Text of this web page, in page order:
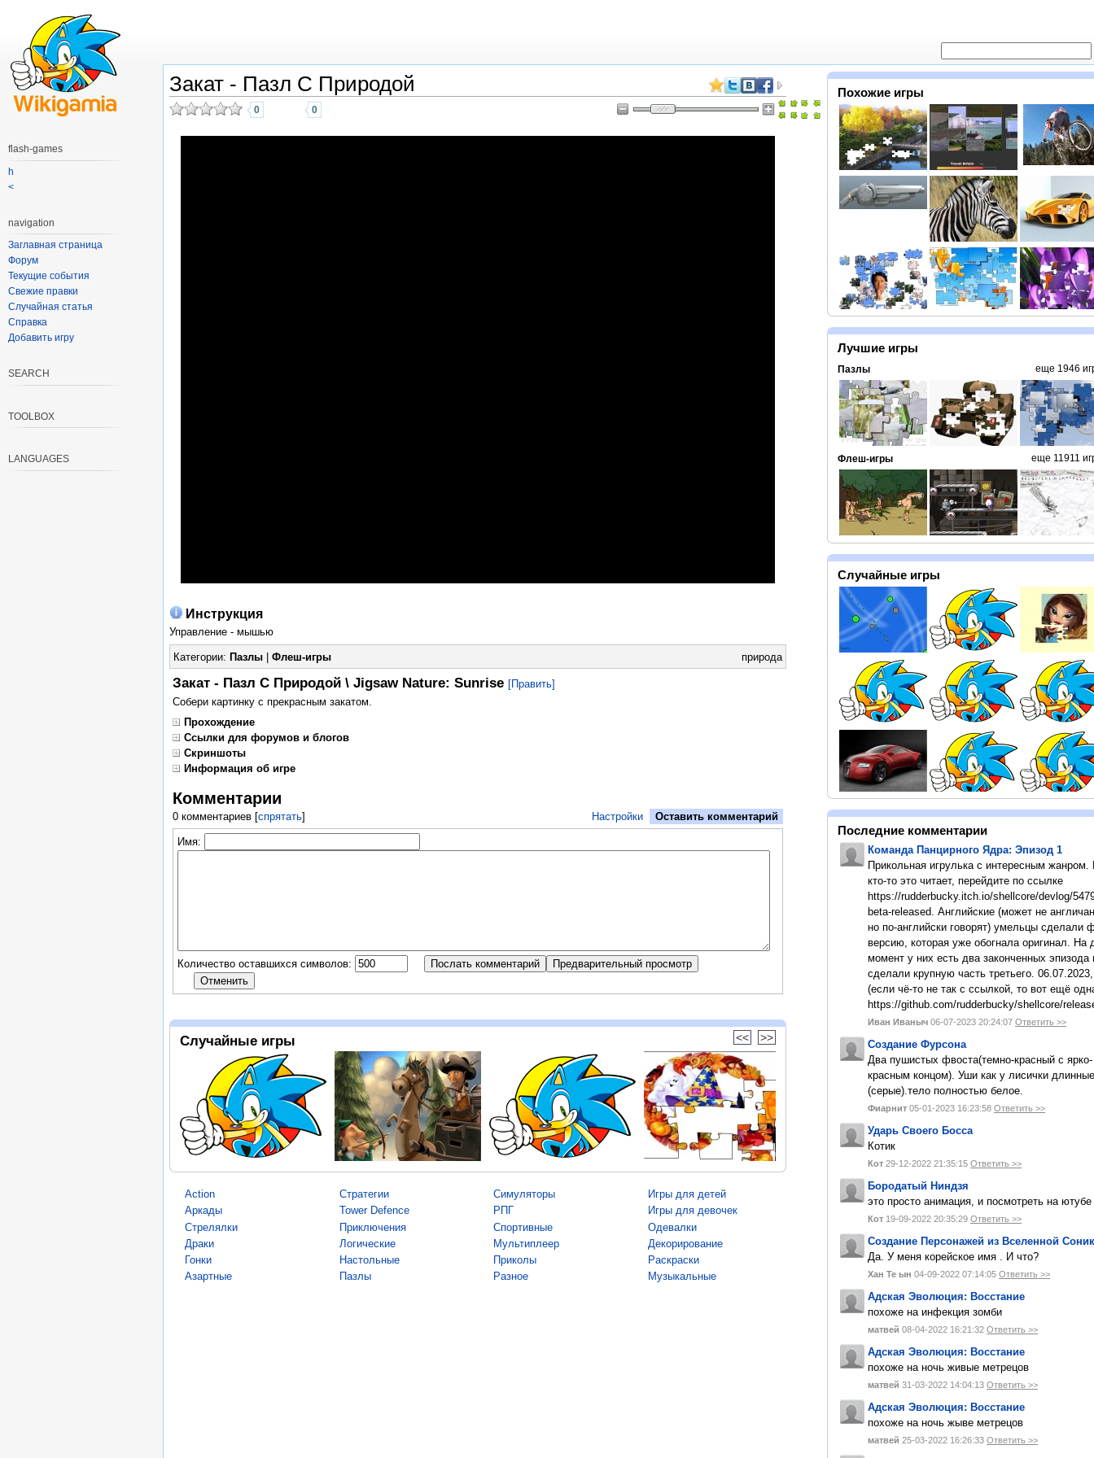
Закат - Пазл С Природой
0 0
Инструкция
Управление - мышью
Категории: Пазлы| Флеш-игры природа
Закат - Пазл С Природой \ Jigsaw Nature: Sunrise [Править]
Собери картинку с прекрасным закатом.
Прохождение
Ссылки для форумов и блогов
Скриншоты
Информация об игре
Комментарии
0 комментариев[спрятать] Оставить комментарий
Настройки
Имя:
Количество оставшихся символов:
Случайные игры << >>
Action
Аркады
Стрелялки
Драки
Гонки
Азартные
Стратегии
Tower Defence
Приключения
Логические
Настольные
Пазлы
Симуляторы
РПГ
Спортивные
Мультиплеер
Приколы
Разное
Игры для детей
Игры для девочек
Одевалки
Декорирование
Раскраски
Музыкальные
Похожие игры
Лучшие игры
Пазлы еще 1946
Флеш-игры еще 11911
Случайные игры
Последние комментарии
Команда Панцирного Ядра: Эпизод 1
Прикольная игрулька с интересным жанром.
кто-то это читает, перейдите по ссылке
https://rudderbucky.itch.io/shellcore/devlog/
beta-released. Английские (может не
но по-английски говорят) умельцы сделали
версию, которая уже обогнала оригинал. На
момент у них есть два законченных эпизода
сделали крупную часть третьего.
(если чё-то не так с ссылкой, то вот ещё
https://github.com/rudderbucky/shellcore/
Иван Иваныч 06-07-2023 20:24:07 Ответить >>
Создание Фурсона
Два пушистых фвоста(темно-красный с ярко-
красным концом). Уши как у лисички длинные
(серые).тело полностью белое.
Фиарнит 05-01-2023 16:23:58 Ответить >>
Ударь Своего Босса
Котик
Кот 29-12-2022 21:35:15 Ответить >>
Бородатый Ниндзя
это просто анимация, и посмотреть на
Кот 19-09-2022 20:35:29 Ответить >>
Создание Персонажей из Вселенной
Да. У меня корейское имя . И что?
Хан Те ын 04-09-2022 07:14:05 Ответить >>
Адская Эволюция: Восстание
похоже на инфекция зомби
матвей 08-04-2022 16:21:32 Ответить >>
Адская Эволюция: Восстание
похоже на ночь живые метрецов
матвей 31-03-2022 14:04:13 Ответить >>
Адская Эволюция: Восстание
похоже на ночь жыве метрецов
матвей 25-03-2022 16:26:33 Ответить >>
flash-games
h
<
navigation
Заглавная страница
Форум
Текущие события
Свежие правки
Случайная статья
Справка
Добавить игру
SEARCH
TOOLBOX
LANGUAGES